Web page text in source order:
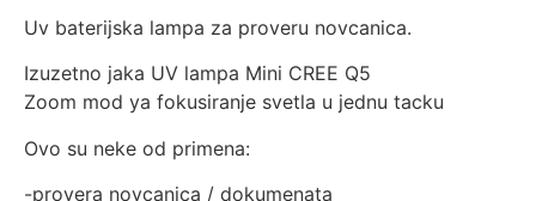
Uv baterijska lampa za proveru novcanica.
Izuzetno jaka UV lampa Mini CREE Q5
Zoom mod ya fokusiranje svetla u jednu tacku
Ovo su neke od primena:
-provera novcanica / dokumenata